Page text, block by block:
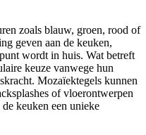
zoals blauw, groen, rood of
geven aan de keuken,
wordt in huis. Wat betreft
keuze vanwege hun
Mozaïektegels kunnen
of vloerontwerpen
keuken een unieke